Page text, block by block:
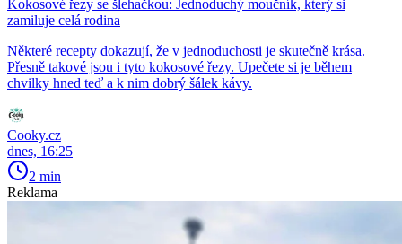
Kokosové řezy se šlehačkou: Jednoduchý moučník, který si
zamiluje celá rodina
Některé recepty dokazují, že v jednoduchosti je skutečně krása.
Přesně takové jsou i tyto kokosové řezy. Upečete si je během
chvilky hned teď a k nim dobrý šálek kávy.
Cooky.cz
dnes, 16:25
2 min
Reklama